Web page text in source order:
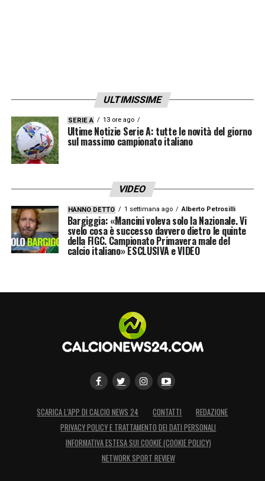
ULTIMISSIME
SERIE A 13 ore ago
Ultime Notizie Serie A: tutte le novità del giorno
sul massimo campionato italiano
VIDEO
HANNO DETTO 1 settimana ago Alberto Petrosilli
Bargiggia: «Mancini voleva solo la Nazionale. Vi
svelo cosa è successo davvero dietro le quinte
della FIGC. Campionato Primavera male del
calcio italiano» ESCLUSIVA e VIDEO
SCARICA L’APP DI CALCIO NEWS 24 CONTATTI
REDAZIONE
PRIVACY POLICY E TRATTAMENTO DEI DATI PERSONALI
INFORMATIVA ESTESA SUI COOKIE (COOKIE POLICY)
NETWORK SPORT REVIEW